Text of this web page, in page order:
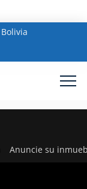
Bolivia
Anuncie su